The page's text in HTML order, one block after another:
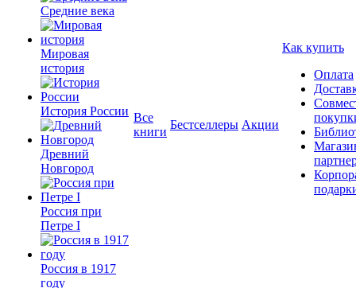
Средние века
Мировая
история
История России
Древний
Новгород
Россия при
Петре I
Россия в 1917
году
Все
книги
Бестселлеры Акции
Как купить
Оплата